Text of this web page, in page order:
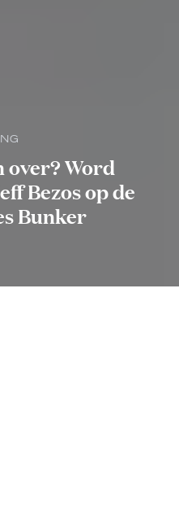
over? Word
Bezos op de
Bunker